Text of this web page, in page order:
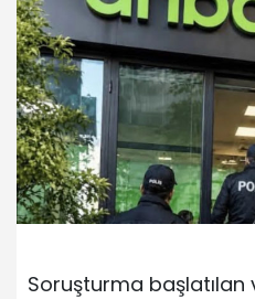
Soruşturma